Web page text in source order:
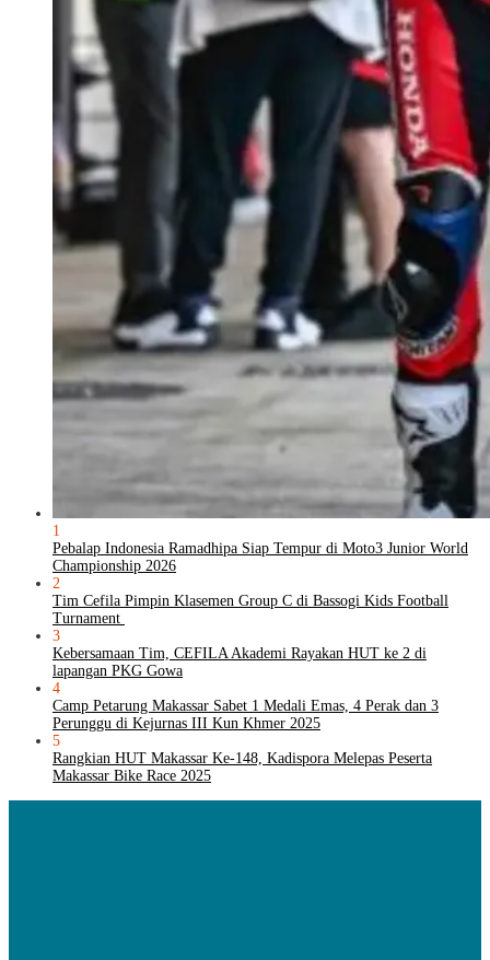
1
Pebalap Indonesia Ramadhipa Siap Tempur di Moto3 Junior World
Championship 2026
2
Tim Cefila Pimpin Klasemen Group C di Bassogi Kids Football
Turnament
3
Kebersamaan Tim, CEFILA Akademi Rayakan HUT ke 2 di
lapangan PKG Gowa
4
Camp Petarung Makassar Sabet 1 Medali Emas, 4 Perak dan 3
Perunggu di Kejurnas III Kun Khmer 2025
5
Rangkian HUT Makassar Ke-148, Kadispora Melepas Peserta
Makassar Bike Race 2025